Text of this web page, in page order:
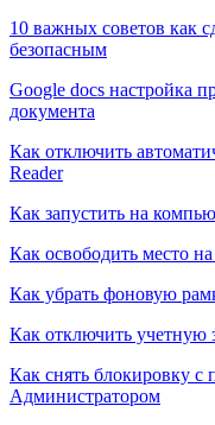
10 важных советов как
безопасным
Google docs настройка
документа
Как отключить
Reader
Как запустить на
Как освободить место
Как убрать фоновую
Как отключить учетную
Как снять блокировку с
Администратором